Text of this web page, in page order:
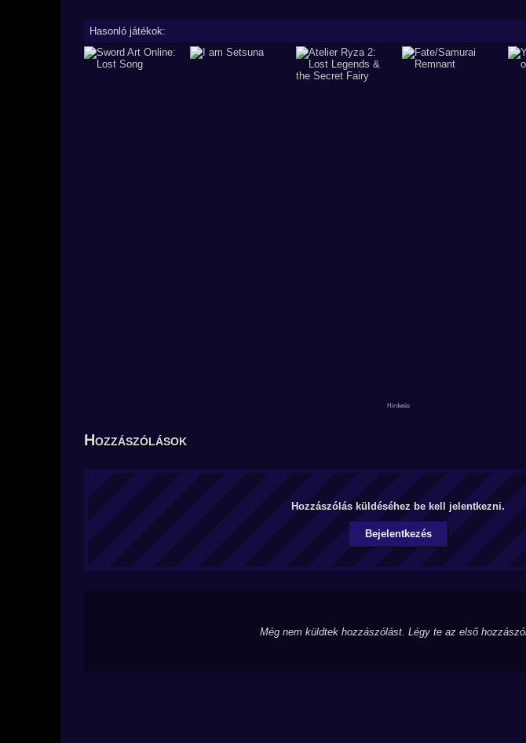
Hasonló játékok:
Hozzászólások
Hozzászólás küldéséhez be kell jelentkezni.
Bejelentkezés
Még nem küldtek hozzászólást. Légy te az első